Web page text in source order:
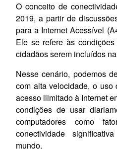
O conceito de
2019, a partir de
para a Internet Acessível
Ele se refere às
cidadãos serem incluídos
Nesse cenário, podemos
com alta velocidade, o uso
acesso ilimitado à Internet
condições de usar
computadores como
conectividade
mundo.